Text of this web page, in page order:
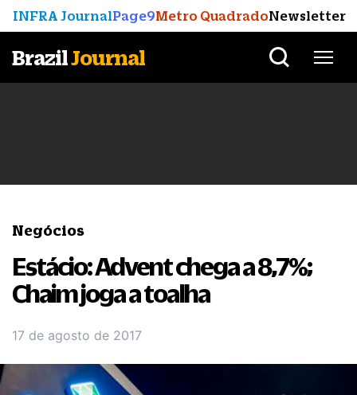
INFRA JournalPage9Metro QuadradoNewsletter
BrazilJournal
Negócios
Estácio: Advent chega a 8,7%;
Chaim joga a toalha
17 de agosto de 2017